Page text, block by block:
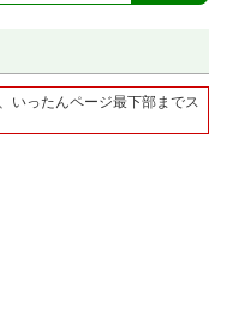
いったんページ最下部までス